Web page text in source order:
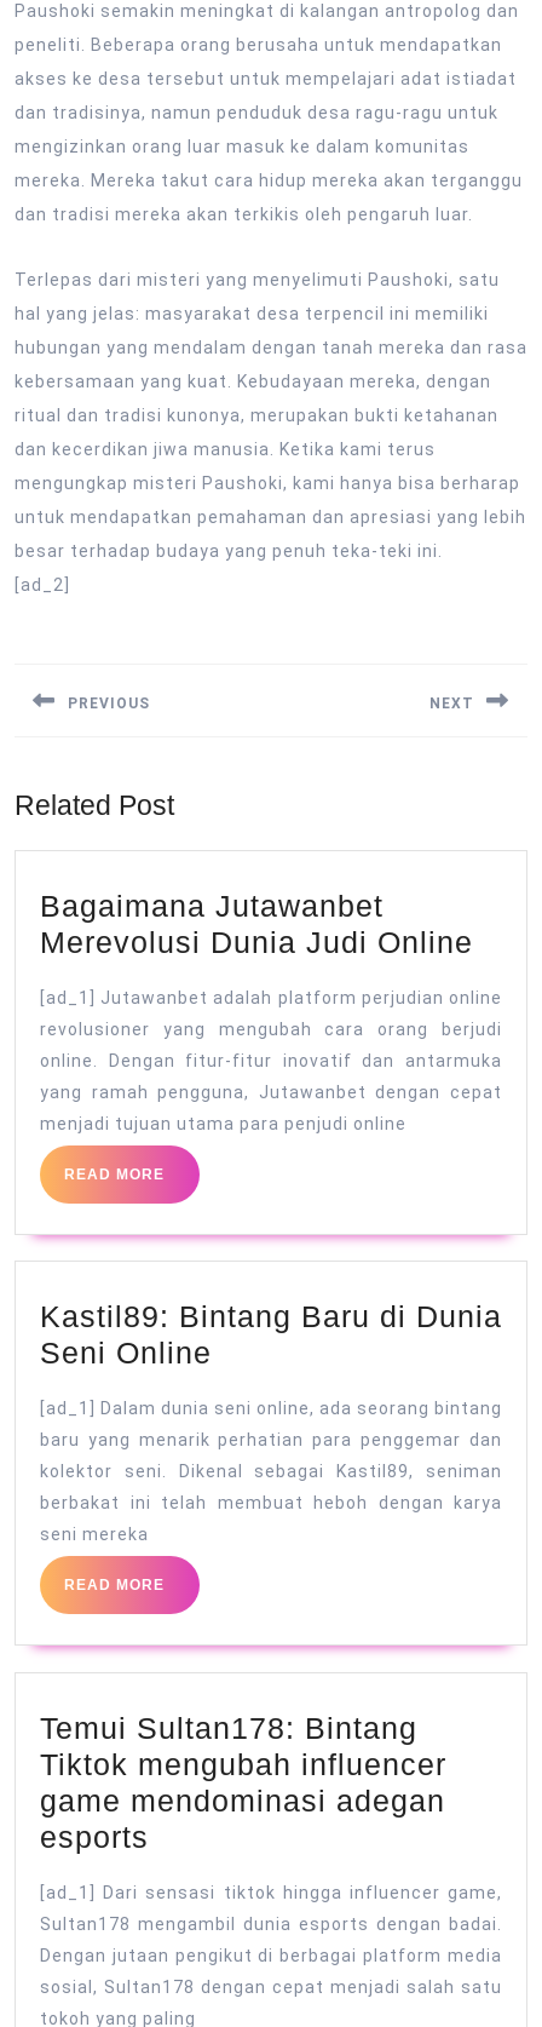
Paushoki semakin meningkat di kalangan antropolog dan
peneliti. Beberapa orang berusaha untuk mendapatkan
akses ke desa tersebut untuk mempelajari adat istiadat
dan tradisinya, namun penduduk desa ragu-ragu untuk
mengizinkan orang luar masuk ke dalam komunitas
mereka. Mereka takut cara hidup mereka akan terganggu
dan tradisi mereka akan terkikis oleh pengaruh luar.
Terlepas dari misteri yang menyelimuti Paushoki, satu
hal yang jelas: masyarakat desa terpencil ini memiliki
hubungan yang mendalam dengan tanah mereka dan rasa
kebersamaan yang kuat. Kebudayaan mereka, dengan
ritual dan tradisi kunonya, merupakan bukti ketahanan
dan kecerdikan jiwa manusia. Ketika kami terus
mengungkap misteri Paushoki, kami hanya bisa berharap
untuk mendapatkan pemahaman dan apresiasi yang lebih
besar terhadap budaya yang penuh teka-teki ini.
[ad_2]
PREVIOUS NEXT
Related Post
Bagaimana Jutawanbet
Merevolusi Dunia Judi Online
Judi
[ad_1] Jutawanbet adalah platform perjudian online
revolusioner yang mengubah cara orang berjudi
online. Dengan fitur-fitur inovatif dan antarmuka
yang ramah pengguna, Jutawanbet dengan cepat
menjadi tujuan utama para penjudi online
READ MORE
READ
MORE
Kastil89: Bintang Baru di Dunia
Seni Online
Baru
di
Dunia
[ad_1] Dalam dunia seni online, ada seorang bintang
baru yang menarik perhatian para penggemar dan
kolektor seni. Dikenal sebagai Kastil89, seniman
berbakat ini telah membuat heboh dengan karya
seni mereka
READ MORE
READ
MORE
Temui Sultan178: Bintang
Tiktok mengubah influencer
game mendominasi adegan
esports
Bintang
Tiktok
mengubah
influencer
[ad_1] Dari sensasi tiktok hingga influencer game,
Sultan178 mengambil dunia esports dengan badai.
Dengan jutaan pengikut di berbagai platform media
sosial, Sultan178 dengan cepat menjadi salah satu
tokoh yang paling